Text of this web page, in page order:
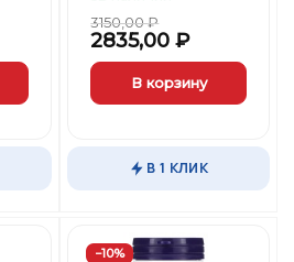
3150,00₽
2835,00₽
В корзину
В 1 КЛИК
−10%